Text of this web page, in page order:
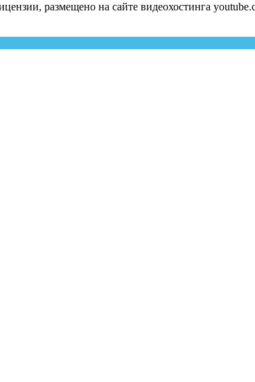
размещено на сайте видеохостинга